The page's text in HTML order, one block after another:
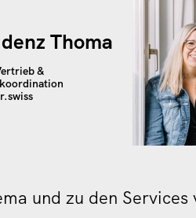
Thoma
&
und zu den